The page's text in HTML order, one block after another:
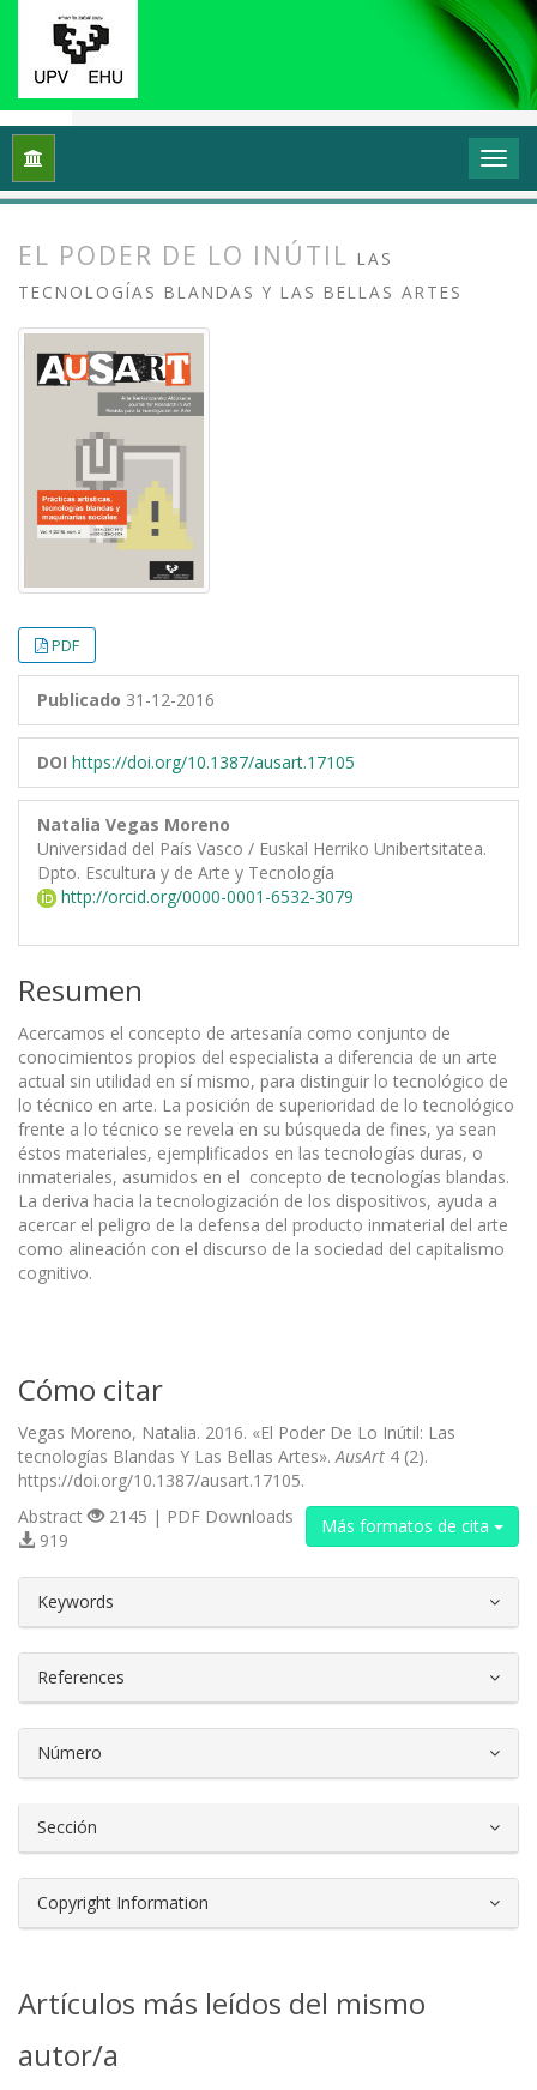
Inicio Vol. 4 Núm. 2 (2016): Prácticas artísticas,
EL PODER DE LO INÚTIL LAS
TECNOLOGÍAS BLANDAS Y LAS BELLAS ARTES
PDF
Publicado 31-12-2016
DOI https://doi.org/10.1387/ausart.17105
Natalia Vegas Moreno
Universidad del País Vasco / Euskal Herriko Unibertsitatea.
Dpto. Escultura y de Arte y Tecnología
http://orcid.org/0000-0001-6532-3079
Resumen
Acercamos el concepto de artesanía como conjunto de
conocimientos propios del especialista a diferencia de un arte
actual sin utilidad en sí mismo, para distinguir lo tecnológico de
lo técnico en arte. La posición de superioridad de lo tecnológico
frente a lo técnico se revela en su búsqueda de fines, ya sean
éstos materiales, ejemplificados en las tecnologías duras, o
inmateriales, asumidos en el concepto de tecnologías blandas.
La deriva hacia la tecnologización de los dispositivos, ayuda a
acercar el peligro de la defensa del producto inmaterial del arte
como alineación con el discurso de la sociedad del capitalismo
cognitivo.
Cómo citar
Vegas Moreno, Natalia. 2016. «El Poder De Lo Inútil: Las
tecnologías Blandas Y Las Bellas Artes». AusArt 4 (2).
https://doi.org/10.1387/ausart.17105.
Más formatos de cita
Abstract
2145 | PDF Downloads
919
Keywords
References
Número
Sección
Copyright Information
Artículos más leídos del mismo
autor/a